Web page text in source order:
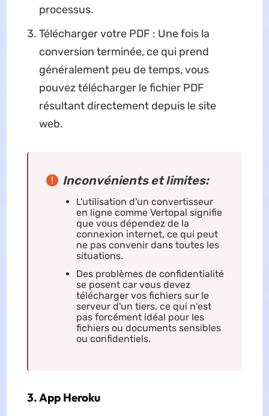
processus.
Télécharger votre PDF : Une fois la
conversion terminée, ce qui prend
généralement peu de temps, vous
pouvez télécharger le fichier PDF
résultant directement depuis le site
web.
Inconvénients et limites:
L'utilisation d'un convertisseur
en ligne comme Vertopal signifie
que vous dépendez de la
connexion internet, ce qui peut
ne pas convenir dans toutes les
situations.
Des problèmes de confidentialité
se posent car vous devez
télécharger vos fichiers sur le
serveur d'un tiers, ce qui n'est
pas forcément idéal pour les
fichiers ou documents sensibles
ou confidentiels.
3. App Heroku